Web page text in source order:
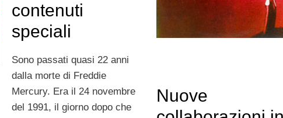
contenuti
speciali
Sono passati quasi 22 anni
dalla morte di Freddie
Mercury. Era il 24 novembre
del 1991, il giorno dopo che
Nuove